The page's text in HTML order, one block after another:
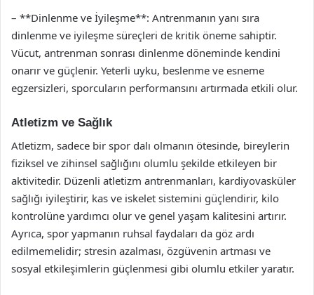
– **Dinlenme ve İyileşme**: Antrenmanın yanı sıra
dinlenme ve iyileşme süreçleri de kritik öneme sahiptir.
Vücut, antrenman sonrası dinlenme döneminde kendini
onarır ve güçlenir. Yeterli uyku, beslenme ve esneme
egzersizleri, sporcuların performansını artırmada etkili olur.
Atletizm ve Sağlık
Atletizm, sadece bir spor dalı olmanın ötesinde, bireylerin
fiziksel ve zihinsel sağlığını olumlu şekilde etkileyen bir
aktivitedir. Düzenli atletizm antrenmanları, kardiyovasküler
sağlığı iyileştirir, kas ve iskelet sistemini güçlendirir, kilo
kontrolüne yardımcı olur ve genel yaşam kalitesini artırır.
Ayrıca, spor yapmanın ruhsal faydaları da göz ardı
edilmemelidir; stresin azalması, özgüvenin artması ve
sosyal etkileşimlerin güçlenmesi gibi olumlu etkiler yaratır.